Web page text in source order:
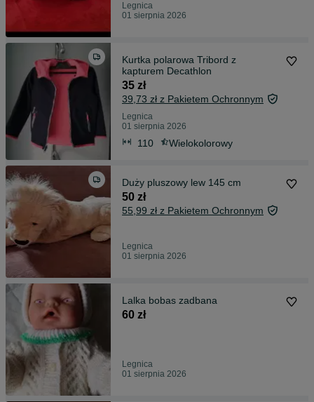
Legnica
01 sierpnia 2026
Kurtka polarowa Tribord z
kapturem Decathlon
35 zł
39,73 zł z Pakietem Ochronnym
Legnica
01 sierpnia 2026
110 Wielokolorowy
Duży pluszowy lew 145 cm
50 zł
55,99 zł z Pakietem Ochronnym
Legnica
01 sierpnia 2026
Lalka bobas zadbana
60 zł
Legnica
01 sierpnia 2026